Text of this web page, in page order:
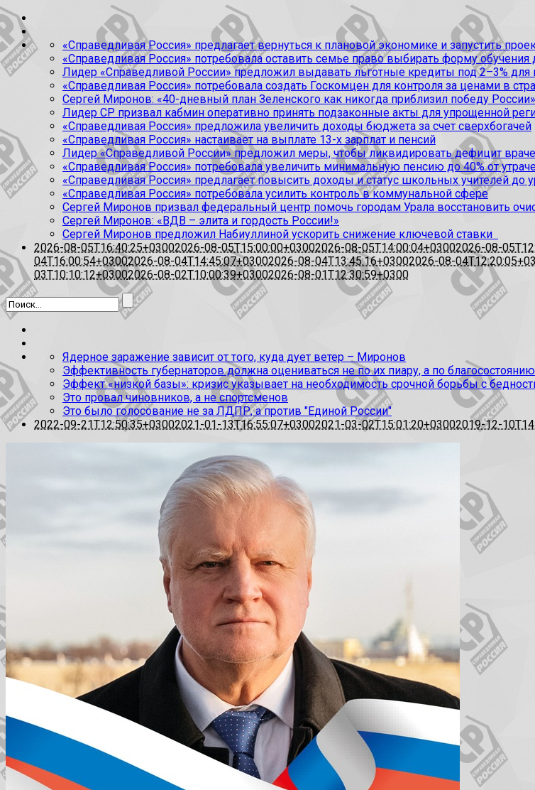
«Справедливая Россия» предлагает вернуться к плановой экономике и запустить
«Справедливая Россия» потребовала оставить семье право выбирать форму обучения
Лидер «Справедливой России» предложил выдавать льготные кредиты под 2–3% для
«Справедливая Россия» потребовала создать Госкомцен для контроля за ценами в
Сергей Миронов: «40-дневный план Зеленского как никогда приблизил победу России»
Лидер СР призвал кабмин оперативно принять подзаконные акты для упрощенной
«Справедливая Россия» предложила увеличить доходы бюджета за счет сверхбогачей
«Справедливая Россия» настаивает на выплате 13-х зарплат и пенсий
Лидер «Справедливой России» предложил меры, чтобы ликвидировать дефицит
«Справедливая Россия» потребовала увеличить минимальную пенсию до 40% от
«Справедливая Россия» предлагает повысить доходы и статус школьных учителей до
«Справедливая Россия» потребовала усилить контроль в коммунальной сфере
Сергей Миронов призвал федеральный центр помочь городам Урала восстановить
Сергей Миронов: «ВДВ – элита и гордость России!»
Сергей Миронов предложил Набиуллиной ускорить снижение ключевой ставки
2026-08-05T16:40:25+03002026-08-05T15:00:00+03002026-08-05T14:00:04+03002026-08-
04T16:00:54+03002026-08-04T14:45:07+03002026-08-04T13:45:16+03002026-08-
03T10:10:12+03002026-08-02T10:00:39+03002026-08-01T12:30:59+0300
Ядерное заражение зависит от того, куда дует ветер – Миронов
Эффективность губернаторов должна оцениваться не по их пиару, а по
Эффект «низкой базы»: кризис указывает на необходимость срочной борьбы с
Это провал чиновников, а не спортсменов
Это было голосование не за ЛДПР, а против "Единой России"
2022-09-21T12:50:35+03002021-01-13T16:55:07+03002021-03-02T15:01:20+03002019-12-